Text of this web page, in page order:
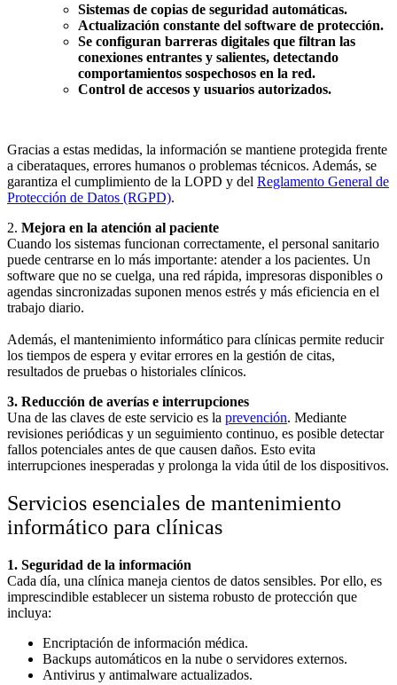
Sistemas de copias de seguridad automáticas.
Actualización constante del software de protección.
Se configuran barreras digitales que filtran las
conexiones entrantes y salientes, detectando
comportamientos sospechosos en la red.
Control de accesos y usuarios autorizados.
Gracias a estas medidas, la información se mantiene protegida frente
a ciberataques, errores humanos o problemas técnicos. Además, se
garantiza el cumplimiento de la LOPD y del Reglamento General de
Protección de Datos (RGPD).
2. Mejora en la atención al paciente
Cuando los sistemas funcionan correctamente, el personal sanitario
puede centrarse en lo más importante: atender a los pacientes. Un
software que no se cuelga, una red rápida, impresoras disponibles o
agendas sincronizadas suponen menos estrés y más eficiencia en el
trabajo diario.
Además, el mantenimiento informático para clínicas permite reducir
los tiempos de espera y evitar errores en la gestión de citas,
resultados de pruebas o historiales clínicos.
3. Reducción de averías e interrupciones
Una de las claves de este servicio es la prevención. Mediante
revisiones periódicas y un seguimiento continuo, es posible detectar
fallos potenciales antes de que causen daños. Esto evita
interrupciones inesperadas y prolonga la vida útil de los dispositivos.
Servicios esenciales de mantenimiento
informático para clínicas
1. Seguridad de la información
Cada día, una clínica maneja cientos de datos sensibles. Por ello, es
imprescindible establecer un sistema robusto de protección que
incluya:
Encriptación de información médica.
Backups automáticos en la nube o servidores externos.
Antivirus y antimalware actualizados.